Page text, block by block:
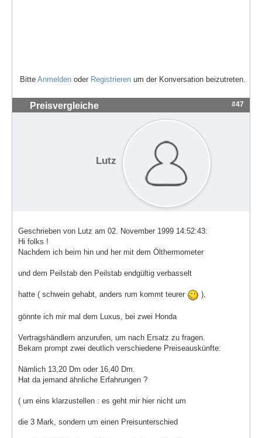
Bitte Anmelden oder Registrieren um der Konversation beizutreten.
Preisvergleiche #47
Lutz
Geschrieben von Lutz am 02. November 1999 14:52:43:
Hi folks !
Nachdem ich beim hin und her mit dem Ölthermometer
und dem Peilstab den Peilstab endgültig verbasselt
hatte ( schwein gehabt, anders rum kommt teurer ),
gönnte ich mir mal dem Luxus, bei zwei Honda
Vertragshändlern anzurufen, um nach Ersatz zu fragen.
Bekam prompt zwei deutlich verschiedene Preiseauskünfte:
Nämlich 13,20 Dm oder 16,40 Dm.
Hat da jemand ähnliche Erfahrungen ?
( um eins klarzustellen : es geht mir hier nicht um
die 3 Mark, sondern um einen Preisunterschied